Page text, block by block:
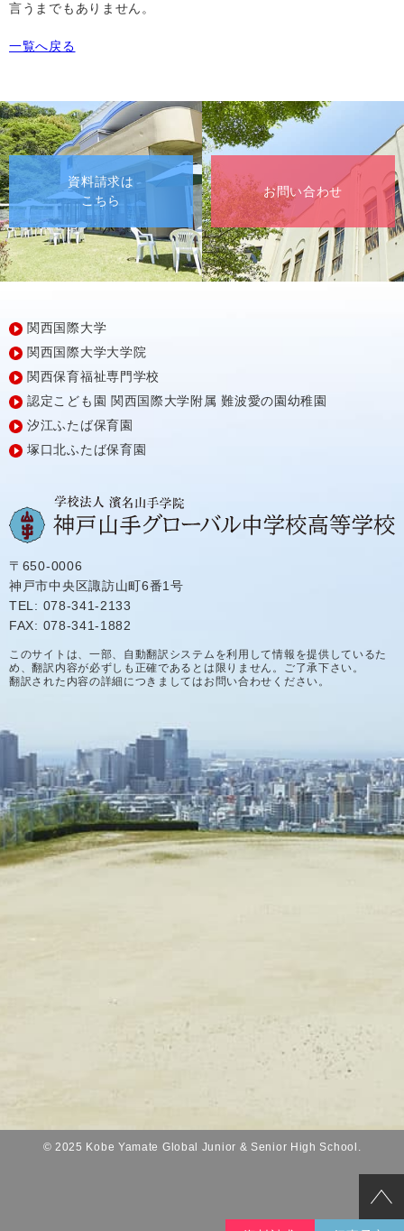
言うまでもありません。
一覧へ戻る
資料請求は
こちら
お問い合わせ
関西国際大学
関西国際大学大学院
関西保育福祉専門学校
認定こども園 関西国際大学附属 難波愛の園幼稚園
汐江ふたば保育園
塚口北ふたば保育園
〒650-0006
神戸市中央区諏訪山町6番1号
TEL: 078-341-2133
FAX: 078-341-1882
このサイトは、一部、自動翻訳システムを利用して情報を提供しているた
め、翻訳内容が必ずしも正確であるとは限りません。ご了承下さい。
翻訳された内容の詳細につきましてはお問い合わせください。
© 2025 Kobe Yamate Global Junior & Senior High School.